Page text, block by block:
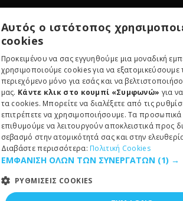
Εγγραφείτε για νέα και ειδικές
Εγγραφείτε
Αυτός ο ιστότοπος
cookies
Προκειμένου να σας εγγυηθούμε μια μοναδική
χρησιμοποιούμε cookies για να εξατομικεύσουμε
περιεχόμενο μόνο για εσάς και να
μας. Κάντε κλικ στο κουμπί «Συμφωνώ» για
τα cookies. Μπορείτε να διαλέξετε από τις
επιτρέπετε να χρησιμοποιήσουμε. Τα
επιθυμούμε να λειτουργούν αποκλειστικά προς
σεβασμό στην ατομικότητά σας και στην
Διαβάστε περισσότερα: Πολιτική Cookies
ΕΜΦΑΝΙΣΗ ΟΛΩΝ ΤΩΝ ΣΥΝΕΡΓΑΤΩΝ (1) →
ΡΥΘΜΙΣΕΙΣ COOKIES